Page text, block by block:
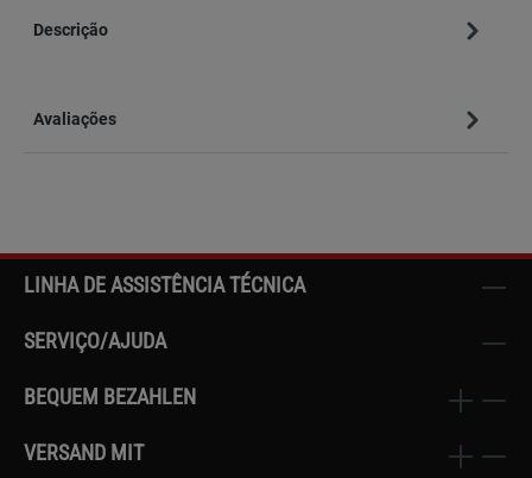
Descrição
Avaliações
LINHA DE ASSISTÊNCIA TÉCNICA
SERVIÇO/AJUDA
BEQUEM BEZAHLEN
VERSAND MIT